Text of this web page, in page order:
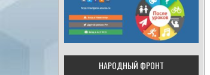
НАРОДНЫЙ ФРОНТ